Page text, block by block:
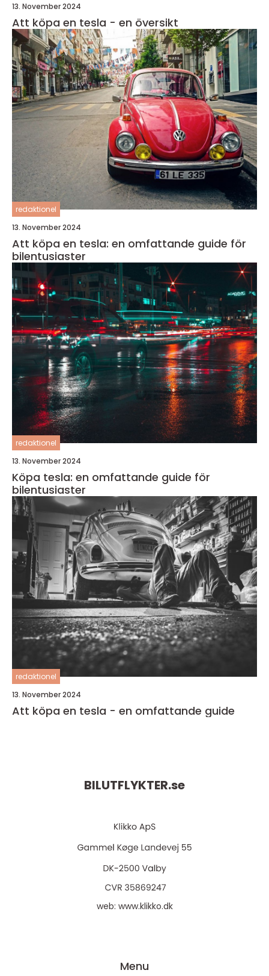
13. November 2024
Att köpa en tesla - en översikt
redaktionel
13. November 2024
Att köpa en tesla: en omfattande guide för
bilentusiaster
redaktionel
13. November 2024
Köpa tesla: en omfattande guide för
bilentusiaster
redaktionel
13. November 2024
Att köpa en tesla - en omfattande guide
BILUTFLYKTER.se
web: www.klikko.dk
Menu